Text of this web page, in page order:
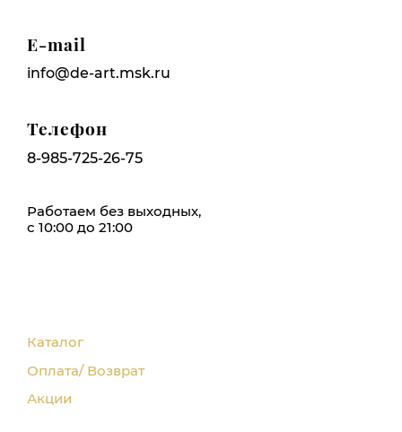
E-mail
info@de-art.msk.ru
Телефон
8-985-725-26-75
Работаем без выходных,
с 10:00 до 21:00
Каталог
Оплата/ Возврат
Акции